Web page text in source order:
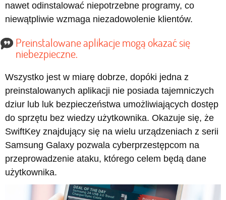
nawet odinstalować niepotrzebne programy, co
niewątpliwie wzmaga niezadowolenie klientów.
Preinstalowane aplikacje mogą okazać się
niebezpieczne.
Wszystko jest w miarę dobrze, dopóki jedna z
preinstalowanych aplikacji nie posiada tajemniczych
dziur lub luk bezpieczeństwa umożliwiających dostęp
do sprzętu bez wiedzy użytkownika. Okazuje się, że
SwiftKey znajdujący się na wielu urządzeniach z serii
Samsung Galaxy pozwala cyberprzestępcom na
przeprowadzenie ataku, którego celem będą dane
użytkownika.